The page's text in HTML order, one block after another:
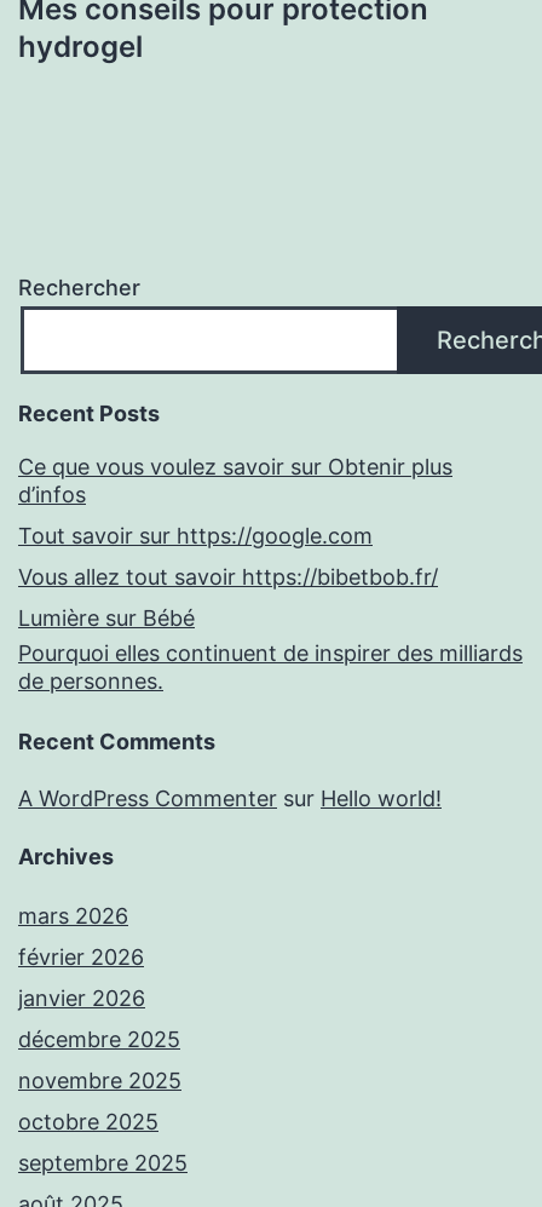
Mes conseils pour protection
hydrogel
Rechercher
Recent Posts
Ce que vous voulez savoir sur Obtenir plus
d’infos
Tout savoir sur https://google.com
Vous allez tout savoir https://bibetbob.fr/
Lumière sur Bébé
Pourquoi elles continuent de inspirer des milliards
de personnes.
Recent Comments
A WordPress Commenter sur Hello world!
Archives
mars 2026
février 2026
janvier 2026
décembre 2025
novembre 2025
octobre 2025
septembre 2025